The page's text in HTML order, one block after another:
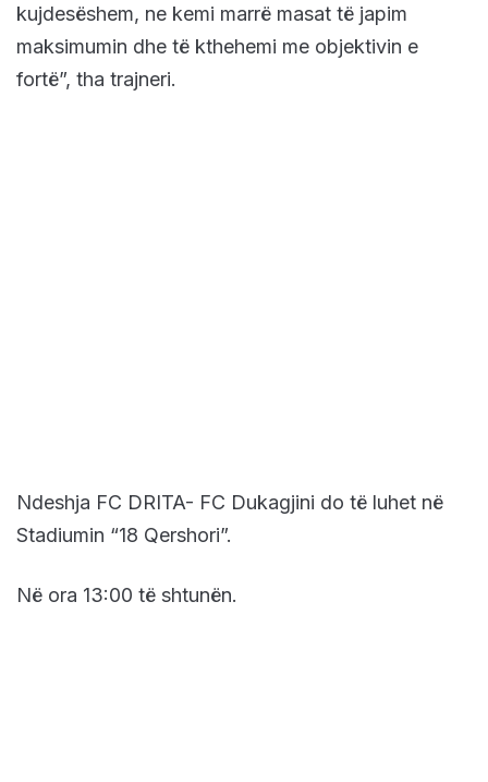
kujdesëshem, ne kemi marrë masat të japim
maksimumin dhe të kthehemi me objektivin e
fortë”, tha trajneri.
Ndeshja FC DRITA- FC Dukagjini do të luhet në
Stadiumin “18 Qershori”.
Në ora 13:00 të shtunën.